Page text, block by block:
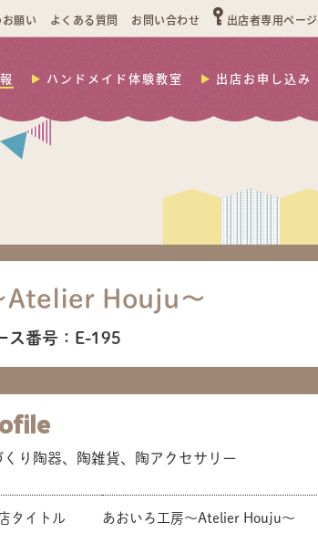
願い よくある質問 お問い合わせ 出店者専用ページ
ハンドメイド体験教室 出店お申し込み
Atelier Houju〜
ス番号： E-195
くり陶器、陶雑貨、陶アクセサリー
タイトル あおいろ工房〜Atelier Houju〜